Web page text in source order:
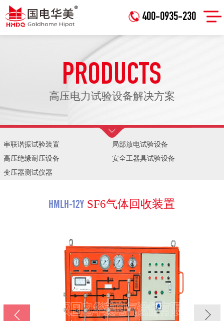
400-0935-230
PRODUCTS
高压电力试验设备解决方案
串联谐振试验装置
局部放电试验设备
高压绝缘耐压设备
安全工器具试验设备
变压器测试仪器
HMLH-12Y SF6气体回收装置